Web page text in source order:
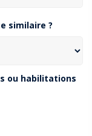
similaire ?
ou habilitations